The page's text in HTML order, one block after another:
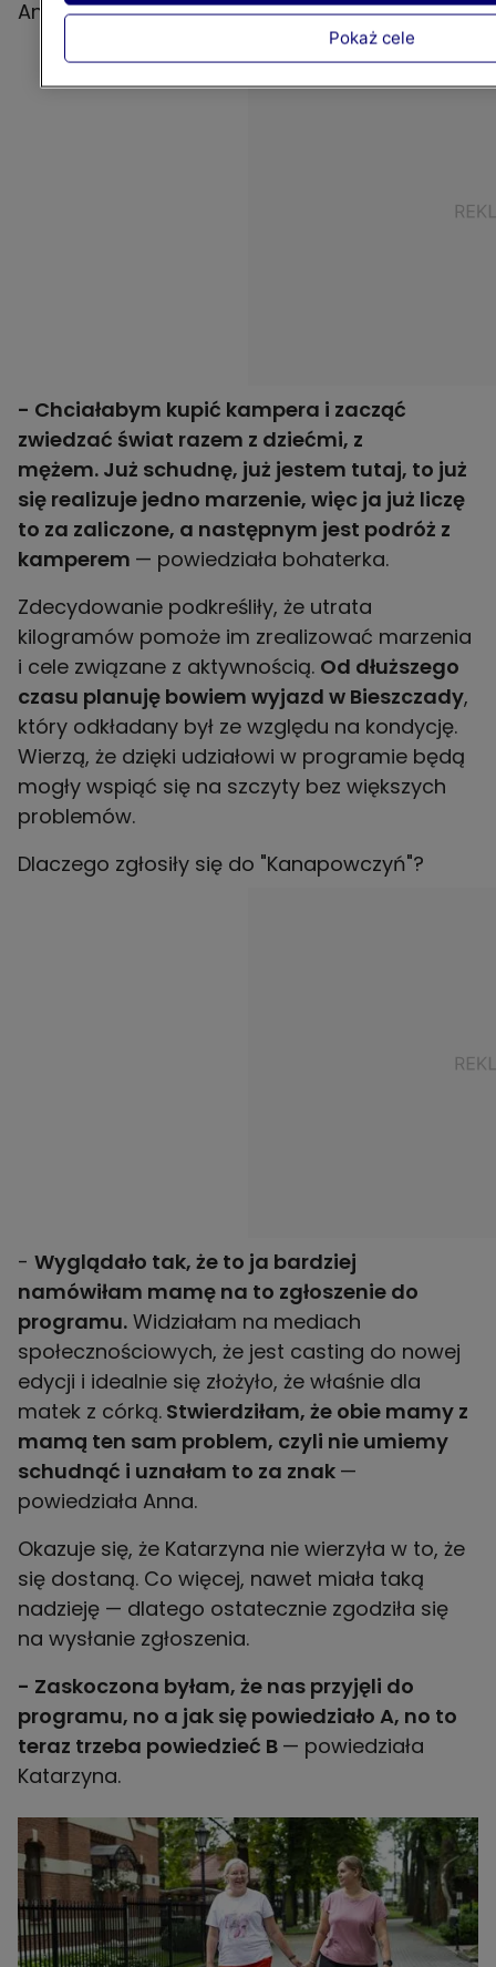
Ania ma do tego inne podejście.
- Chciałabym kupić kampera i zacząć
zwiedzać świat razem z dziećmi, z
mężem. Już schudnę, już jestem tutaj, to już
się realizuje jedno marzenie, więc ja już liczę
to za zaliczone, a następnym jest podróż z
kamperem — powiedziała bohaterka.
Zdecydowanie podkreśliły, że utrata
kilogramów pomoże im zrealizować marzenia
i cele związane z aktywnością. Od dłuższego
czasu planuję bowiem wyjazd w Bieszczady,
który odkładany był ze względu na kondycję.
Wierzą, że dzięki udziałowi w programie będą
mogły wspiąć się na szczyty bez większych
problemów.
Dlaczego zgłosiły się do "Kanapowczyń"?
- Wyglądało tak, że to ja bardziej
namówiłam mamę na to zgłoszenie do
programu. Widziałam na mediach
społecznościowych, że jest casting do nowej
edycji i idealnie się złożyło, że właśnie dla
matek z córką. Stwierdziłam, że obie mamy z
mamą ten sam problem, czyli nie umiemy
schudnąć i uznałam to za znak —
powiedziała Anna.
Okazuje się, że Katarzyna nie wierzyła w to, że
się dostaną. Co więcej, nawet miała taką
nadzieję — dlatego ostatecznie zgodziła się
na wysłanie zgłoszenia.
- Zaskoczona byłam, że nas przyjęli do
programu, no a jak się powiedziało A, no to
teraz trzeba powiedzieć B — powiedziała
Katarzyna.
Pokaż cele